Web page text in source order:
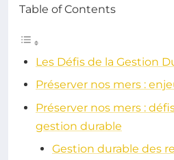
Table of Contents
Les Défis de la Gestion
Préserver nos mers :
Préserver nos mers :
gestion durable
Gestion durable des